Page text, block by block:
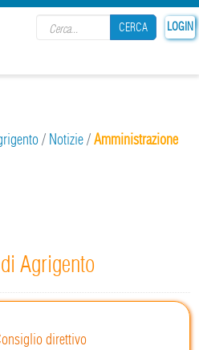
LOGIN
CERCA
/ Notizie/Amministrazione
Agrigento
direttivo